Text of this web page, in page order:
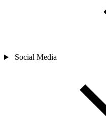
Social Media